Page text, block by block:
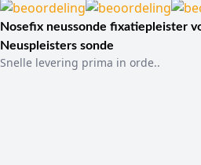
Nosefix neussonde fixatiepleister
Neuspleisters sonde
Snelle levering prima in orde..